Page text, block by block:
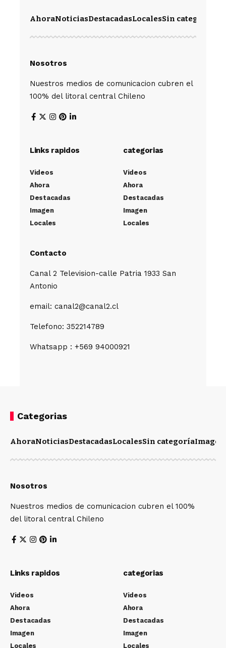
AhoraNoticiasDestacadasLocalesSin categoría
Nosotros
Nuestros medios de comunicacion cubren el
100% del litoral central Chileno
Links rapidos
Videos
Ahora
Destacadas
Imagen
Locales
categorias
Videos
Ahora
Destacadas
Imagen
Locales
Contacto
Canal 2 Television-calle Patria 1933 San
Antonio
email: canal2@canal2.cl
Telefono: 352214789
Whatsapp : +569 94000921
Categorias
AhoraNoticiasDestacadasLocalesSin categoríaImagen
Nosotros
Nuestros medios de comunicacion cubren el 100%
del litoral central Chileno
Links rapidos
Videos
Ahora
Destacadas
Imagen
Locales
categorias
Videos
Ahora
Destacadas
Imagen
Locales